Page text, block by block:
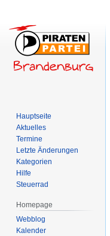
Hauptseite
Aktuelles
Termine
Letzte Änderungen
Kategorien
Hilfe
Steuerrad
Homepage
Webblog
Kalender